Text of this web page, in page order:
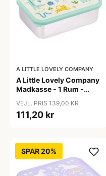
A LITTLE LOVELY COMPANY
A Little Lovely Company
Madkasse - 1 Rum -
Jungle
VEJL. PRIS 139,00 KR
111,20 kr
SPAR 20%